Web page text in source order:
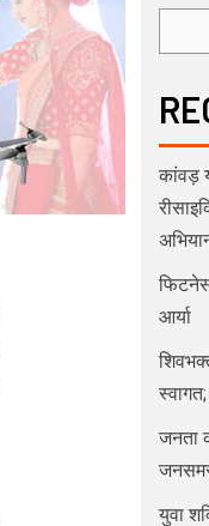
कांवड़
आर्या
जनता
युवा